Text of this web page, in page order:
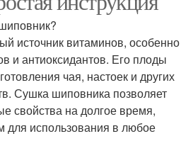
источник витаминов, особенно
и антиоксидантов. Его плоды
чая, настоек и других
Сушка шиповника позволяет
свойства на долгое время,
для использования в любое